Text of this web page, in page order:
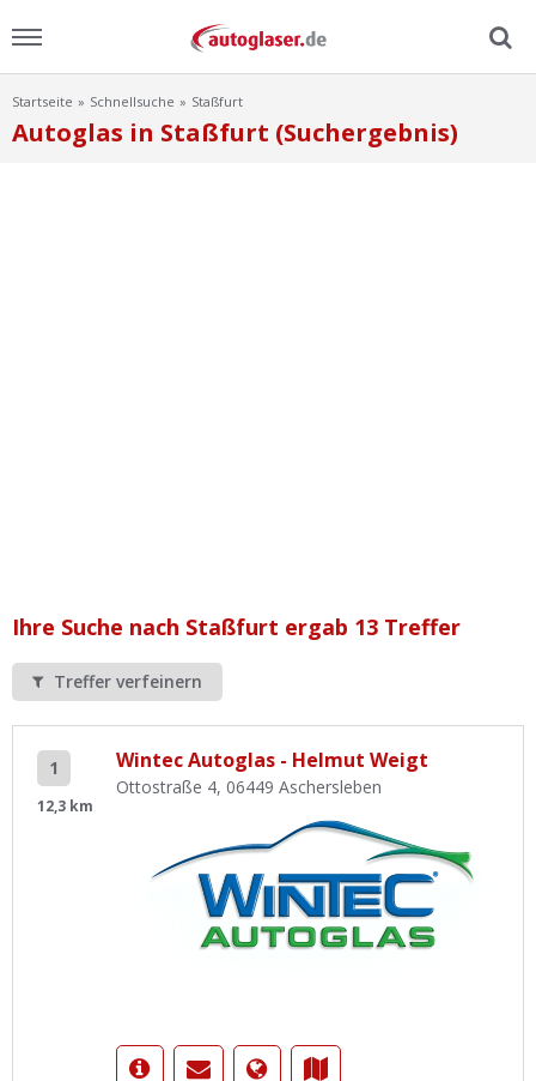
Werkstatt Login
Startseite Schnellsuche Staßfurt
Autoglas in Staßfurt (Suchergebnis)
Ihre Suche nach Staßfurt ergab 13 Treffer
Treffer verfeinern
1
12,3 km
Wintec Autoglas - Helmut Weigt
Ottostraße 4, 06449 Aschersleben